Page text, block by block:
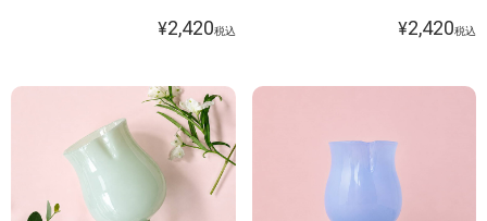
¥2,420税込 ¥2,420税込